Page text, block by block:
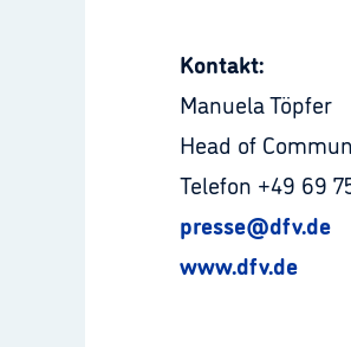
Kontakt:
Manuela Töpfer
Head of
Telefon +49 69
presse@dfv.de
www.dfv.de